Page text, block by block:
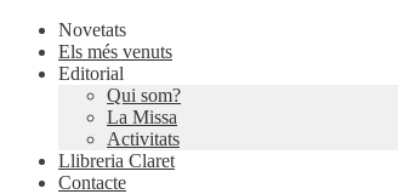
Novetats
Els més venuts
Editorial
Qui som?
La Missa
Activitats
Llibreria Claret
Contacte